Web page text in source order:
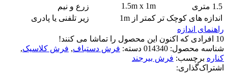
1.5 متری
1.5m x 1m
زرع و نیم
اندازه های کوچک تر کمتر از 1m
زیر تلفنی یا پادری
راهنمای اندازه
10 افرادی که اکنون این محصول را تماشا می کنند!
شناسه محصول: 014340 دسته: فرش دستباف, فرش کلاسیک,
کناره برچسب: فرش بیرجند
اشتراک‌گذاری: